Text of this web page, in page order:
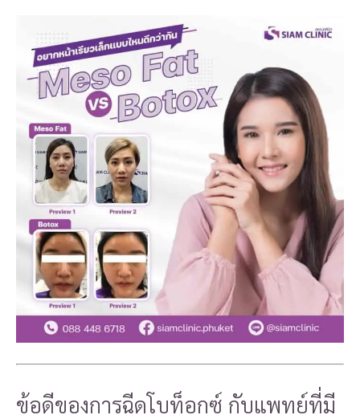
ข้อดีของการฉีดโบท็อกซ์ กับแพทย์ที่มี